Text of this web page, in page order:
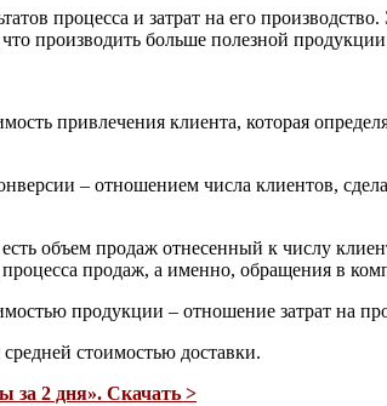
процесса и затрат на его
производить больше полезной
привлечения клиента, которая
– отношением числа клиентов,
объем продаж отнесенный к числу
продаж, а именно, обращения в
продукции – отношение затрат на
стоимостью доставки.
за 2 дня». Скачать >